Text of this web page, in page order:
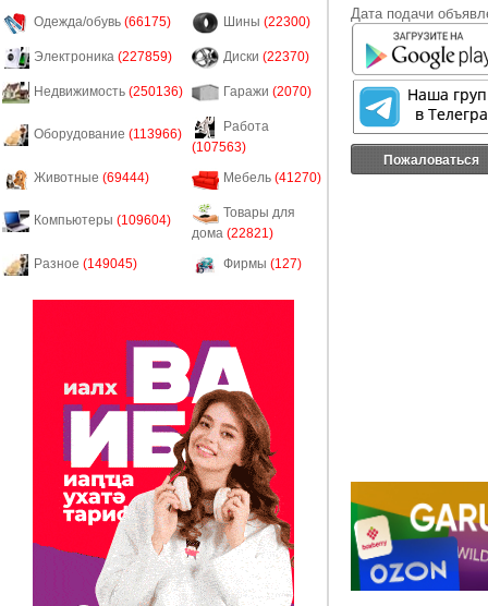
Одежда/обувь (66175) Шины (22300)
Электроника (227859) Диски (22370)
Недвижимость (250136) Гаражи (2070)
Оборудование (113966)
Работа
(107563)
Животные (69444) Мебель (41270)
Компьютеры (109604)
Товары для
дома (22821)
Разное (149045) Фирмы (127)
Дата подачи
Пожаловаться